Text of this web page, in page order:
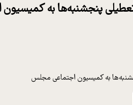
پنجشنبه‌‌ها به
به کمیسیون اجتماعی مجلس